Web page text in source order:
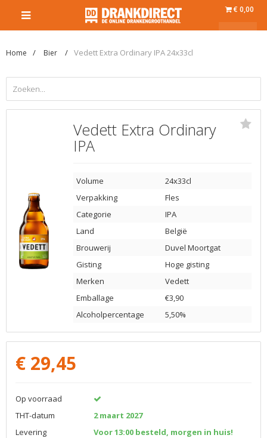
€ 0,00
Home Bier Vedett Extra Ordinary IPA 24x33cl
Vedett Extra Ordinary
IPA
Volume
24x33cl
Verpakking
Fles
Categorie
IPA
Land
België
Brouwerij
Duvel Moortgat
Gisting
Hoge gisting
Merken
Vedett
Emballage
€3,90
Alcoholpercentage
5,50%
€ 29,45
Op voorraad
THT-datum
2 maart 2027
Levering
Voor 13:00 besteld, morgen in huis!